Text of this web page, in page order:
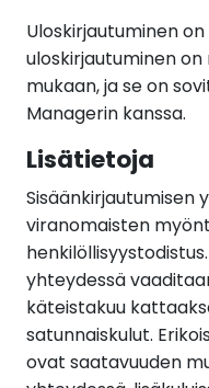
Uloskirjautuminen on
uloskirjautuminen
mukaan, ja se on
Managerin kanssa.
Lisätietoja
Sisäänkirjautumisen
viranomaisten
yhteydessä
käteistakuu
satunnaiskulut.
ovat saatavuuden